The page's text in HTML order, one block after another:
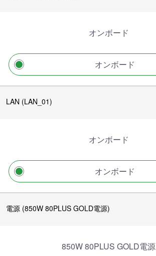
オンボード
オンボード
LAN (LAN_01)
オンボード
オンボード
電源 (850W 80PLUS GOLD電源)
850W 80PLUS GOLD電源